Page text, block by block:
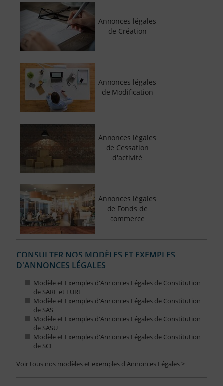
Annonces légales
de Création
Annonces légales
de Modification
Annonces légales
de Cessation
d'activité
Annonces légales
de Fonds de
commerce
CONSULTER NOS MODÈLES ET EXEMPLES
D'ANNONCES LÉGALES
Modèle et Exemples d'Annonces Légales de Constitution
de SARL et EURL
Modèle et Exemples d'Annonces Légales de Constitution
de SAS
Modèle et Exemples d'Annonces Légales de Constitution
de SASU
Modèle et Exemples d'Annonces Légales de Constitution
de SCI
Voir tous nos modèles et exemples d'Annonces Légales >